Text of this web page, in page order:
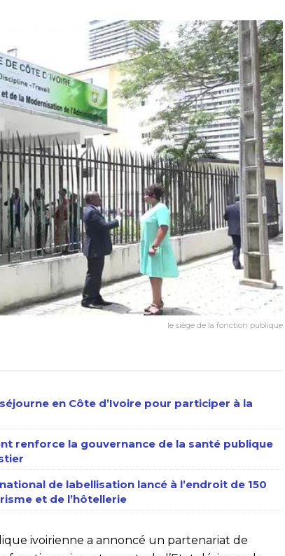
le siège de la fonction publique
en Côte d’Ivoire pour participer à la
renforce la gouvernance de la santé publique
de labellisation lancé à l’endroit de 150
et de l’hôtellerie
ivoirienne a annoncé un partenariat de